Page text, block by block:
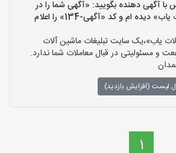
با آگهی دهنده بگویید: «آگهی شما را در
سایت «ماشین آلات یاب» دیده ام و کد «آگهی-134» را اعلام
یاب»،یک سایت تبلیغات ماشین آلات
و مسئولیتی در قبال معاملات شما ندارد.
لیست (افزایش بازدید)
1